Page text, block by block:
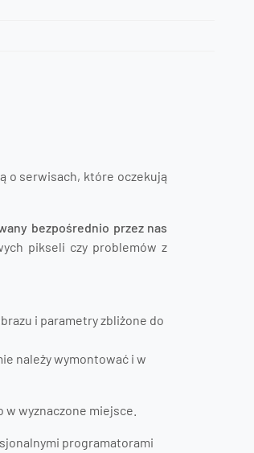
o serwisach, które oczekują
bezpośrednio przez nas
pikseli czy problemów z
i parametry zbliżone do
należy wymontować i w
wyznaczone miejsce.
programatorami